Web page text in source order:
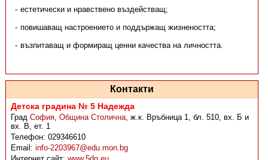
естетически и нравствено въздействащ;
повишаващ настроението и поддържащ жизнеността;
възпитаващ и формиращ ценни качества на личността.
Контакти
Детска градина № 5 Надежда
ГрадСофия,Община Столична,ж.к. Връбница 1, бл. 510, вх. Б и
вх. В, ет. 1
Телефон:029346610
Email:info-2203967@edu.mon.bg